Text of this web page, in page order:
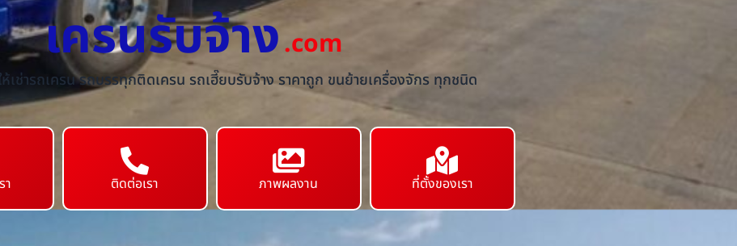
เครนรับจ้าง.com
ห้เช่ารถเครน รถบรรทุกติดเครน รถเฮี๊ยบรับจ้าง ราคาถูก ขนย้ายเครื่องจักร ทุกชนิด
า ติดต่อเรา ภาพผลงาน ที่ตั้งของเรา